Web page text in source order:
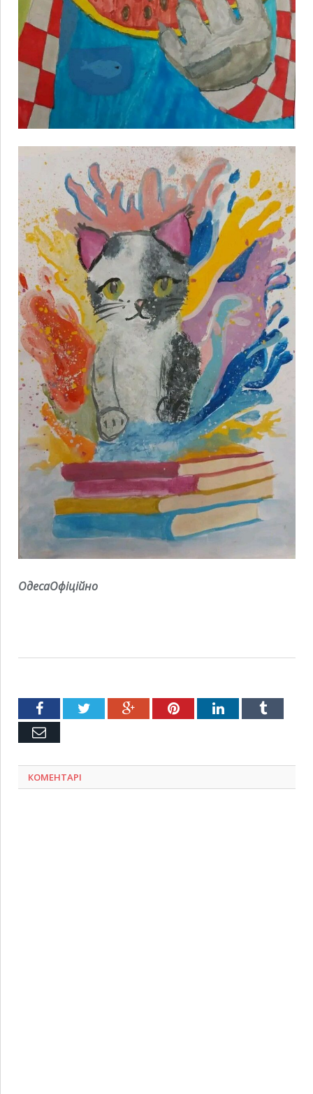
ОдесаОфіційно
FacebookTwitter Google+PinterestLinkedInTumblr
Емейл
КОМЕНТАРІ